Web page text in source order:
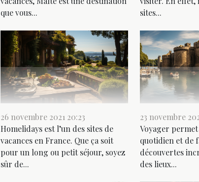
que vous...
sites...
26 novembre 2021 20:23
Homelidays est l’un des sites de
vacances en France. Que ça soit
pour un long ou petit séjour, soyez
sûr de...
23 novembre
Voyager
quotidien et de
découvertes
des lieux...